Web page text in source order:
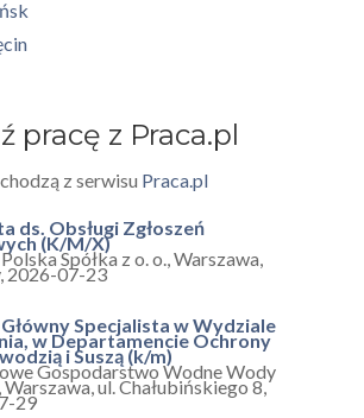
pracę z Praca.pl
z serwisu Praca.pl
ds. Obsługi Zgłoszeń
(K/M/X)
Spółka z o. o.,Warszawa,
, 2026-07-23
Specjalista w Wydziale
w Departamencie Ochrony
i Suszą (k/m)
Gospodarstwo Wodne Wody
,Warszawa, ul. Chałubińskiego 8,
29